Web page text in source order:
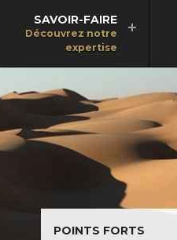
SAVOIR-FAIRE
Découvrez notre
expertise
POINTS FORTS